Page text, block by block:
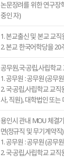
논문장려를 위한 연구장
중인 자)
1. 본교출신 및 본교 교
2. 본교 한국어학당을 20
공무원,국·공립,사립학
1. 공무원 : 공무원 (공무
2. 국·공립,사립학교 교
사, 직원), 대학법인 또
용인시 관내 MOU 체결
면(정규직 및 무기계약직)
1. 공무원 : 공무원 (공무
2. 국·공립,사립학교 교